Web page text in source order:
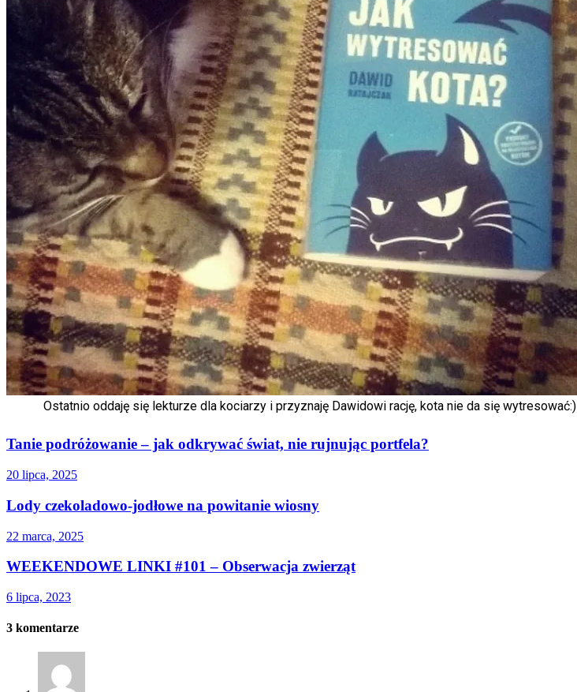
Ostatnio oddaję się lekturze dla kociarzy i przyznaję Dawidowi rację, kota nie da się wytresować:)
Tanie podróżowanie – jak odkrywać świat, nie rujnując portfela?
20 lipca, 2025
Lody czekoladowo-jodłowe na powitanie wiosny
22 marca, 2025
WEEKENDOWE LINKI #101 – Obserwacja zwierząt
6 lipca, 2023
3 komentarze